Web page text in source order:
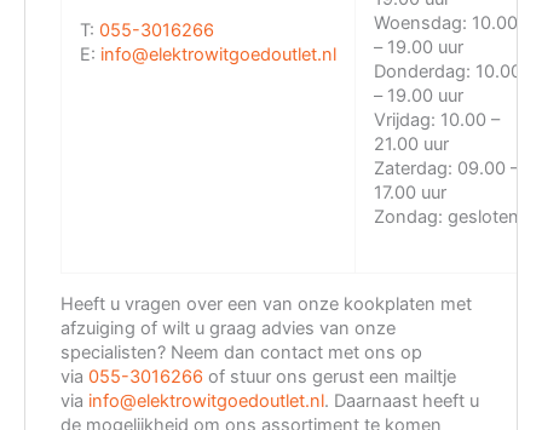
T: 055-3016266
E: info@elektrowitgoedoutlet.nl
Woensdag: 10.00
– 19.00 uur
Donderdag: 10.00
– 19.00 uur
Vrijdag: 10.00 –
21.00 uur
Zaterdag: 09.00 –
17.00 uur
Zondag: gesloten
Heeft u vragen over een van onze kookplaten met
afzuiging of wilt u graag advies van onze
specialisten? Neem dan contact met ons op
via055-3016266 of stuur ons gerust een mailtje
via info@elektrowitgoedoutlet.nl. Daarnaast heeft u
de mogelijkheid om ons assortiment te komen